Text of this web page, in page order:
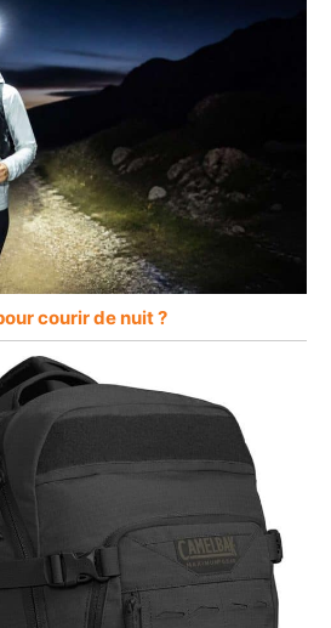
courir de nuit ?